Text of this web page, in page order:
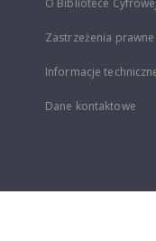
O Bibliotece
Zastrzeżenia prawne
Informacje
Dane kontaktowe